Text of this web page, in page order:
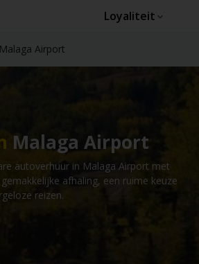
Loyaliteit
Malaga Airport
Malaga Airport
autoverhuur in Malaga Airport met
afhaling, een ruime keuze
reizen.